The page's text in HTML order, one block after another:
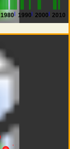
1980 1990 2000 2010